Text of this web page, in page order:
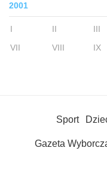
2001
I II III
VII
VIII IX
Sport
Gazeta